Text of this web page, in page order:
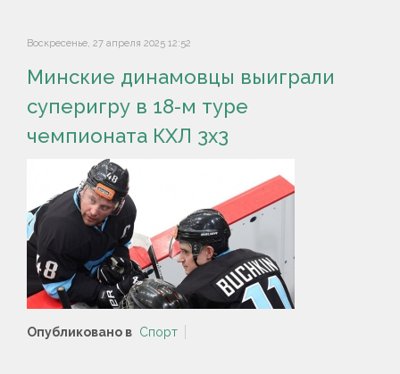
Воскресенье, 27 апреля 2025 12:52
Минские динамовцы выиграли
суперигру в 18-м туре
чемпионата КХЛ 3х3
Опубликовано в Спорт